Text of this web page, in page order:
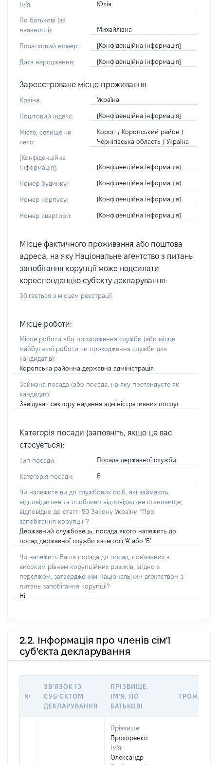
Ім'я: Юлія
По батькові (за
наявності):
Михайлівна
Податковий номер: [Конфіденційна інформація]
Дата народження: [Конфіденційна інформація]
Зареєстроване місце проживання
Країна: Україна
Поштовий індекс: [Конфіденційна інформація]
Місто, селище чи
село:
Короп / Коропський район /
Чернігівська область / Україна
[Конфіденційна
Інформація]:
[Конфіденційна інформація]
Номер будинку: [Конфіденційна інформація]
Номер корпусу: [Конфіденційна інформація]
Номер квартири: [Конфіденційна інформація]
Місце фактичного проживання або поштова
адреса, на яку Національне агентство з питань
запобігання корупції може надсилати
кореспонденцію суб'єкту декларування:
Збігається з місцем реєстрації
Місце роботи:
Місце роботи або проходження служби (або місце
майбутньої роботи чи проходження служби для
кандидатів):
Коропська районна державна адміністрація
Займана посада (або посада, на яку претендуєте як
кандидат):
Завідувач сектору надання адміністративних послуг
Категорія посади (заповніть, якщо це вас
стосується):
Тип посади: Посада державної служби
Категорія посади: Б
Чи належите ви до службових осіб, які займають
відповідальне та особливо відповідальне становище,
відповідно до статті 50 Закону України “Про
запобігання корупції”?
Державний службовець, посада якого належить до
посад державної служби категорії 'А' або 'Б'
Чи належить Ваша посада до посад, пов'язаних з
високим рівнем корупційних ризиків, згідно з
переліком, затвердженим Національним агентством з
питань запобігання корупції?
Ні
2.2. Інформація про членів сім'ї
суб'єкта декларування
№
ЗВ'ЯЗОК ІЗ
СУБ'ЄКТОМ
ДЕКЛАРУВАННЯ
ПРІЗВИЩЕ,
ІМ'Я, ПО
БАТЬКОВІ
Прізвище:
Прохоренко
Ім'я:
Олександр